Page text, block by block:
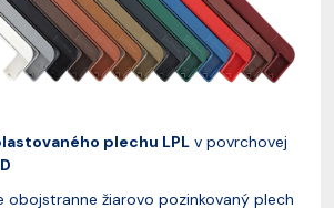
plechu LPL v povrchovej
obojstranne žiarovo pozinkovaný plech